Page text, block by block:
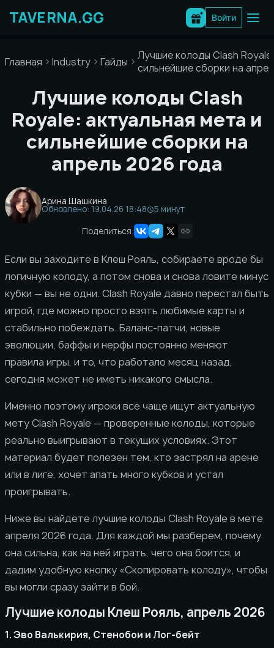
содержимому
Войти
Главная Industry Гайды
Лучшие колоды Clash
сильнейшие сборки на
Лучшие колоды Clash
Royale: актуальная мета и
сильнейшие сборки на
апрель 2026 года
Арина Шашкина
Обновлено: 19.04.26 18:48
5 минут
Поделиться:
Если вы заходите в Клеш Рояль, собираете вроде бы
логичную колоду, а потом снова и снова ловите минус
кубки — вы не одни. Clash Royale давно перестал быть
игрой, где можно просто взять любимые карты и
стабильно побеждать. Баланс-патчи, новые
эволюции, баффы и нерфы постоянно меняют
правила игры, и то, что работало месяц назад,
сегодня может не иметь никакого смысла.
Именно поэтому игроки все чаще ищут актуальную
мету Clash Royale — проверенные колоды, которые
реально выигрывают в текущих условиях. Этот
материал будет полезен тем, кто застрял на арене
или в лиге, хочет апать много кубков и устал
проигрывать.
Ниже вы найдете лучшие колоды Clash Royale в мете
апреля 2026 года. Для каждой мы разберем, почему
она сильна, как на ней играть, чего она боится, и
дадим удобную кнопку «Скопировать колоду», чтобы
вы могли сразу зайти в бой.
Лучшие колоды Клеш Рояль, апрель 2026
1. Эво Валькирия, Стенобои и Лог-бейт